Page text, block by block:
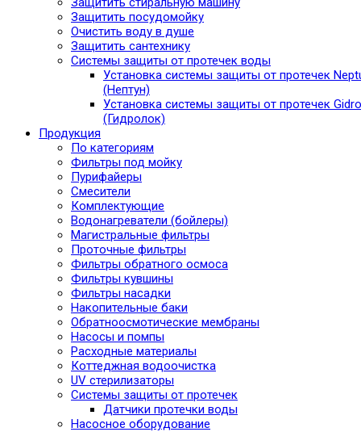
Защитить посудомойку
Очистить воду в душе
Защитить сантехнику
Системы защиты от протечек воды
Установка системы защиты от протечек
(Нептун)
Установка системы защиты от протечек
(Гидролок)
Продукция
По категориям
Фильтры под мойку
Пурифайеры
Смесители
Комплектующие
Водонагреватели (бойлеры)
Магистральные фильтры
Проточные фильтры
Фильтры обратного осмоса
Фильтры кувшины
Фильтры насадки
Накопительные баки
Обратноосмотические мембраны
Насосы и помпы
Расходные материалы
Коттеджная водоочистка
UV стерилизаторы
Системы защиты от протечек
Датчики протечки воды
Насосное оборудование